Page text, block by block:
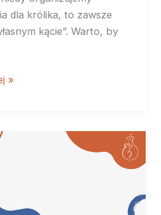
dla królika, to zawsze
kącie”. Warto, by
»